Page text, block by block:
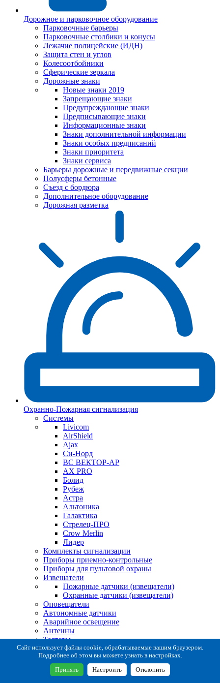
Дорожное и парковочное оборудование
Парковочные барьеры
Парковочные столбики и конусы
Лежачие полицейские (ИДН)
Защита стен и углов
Колесоотбойники
Сферические зеркала
Дорожные знаки
Новые знаки 2019
Запрещающие знаки
Предупреждающие знаки
Предписывающие знаки
Информационные знаки
Знаки дополнительной информации
Знаки особых предписаний
Знаки приоритета
Знаки сервиса
Барьеры дорожные и передвижные секции
Полусферы бетонные
Съезд с бордюра
Дополнительное оборудование
Дорожная разметка
Охранно-Пожарная сигнализация
Системы
Livicom
AirShield
Ajax
Си-Норд
ВС ВЕКТОР-АР
AX PRO
Болид
Рубеж
Астра
Альтоника
Галактика
Стрелец-ПРО
Crow Merlin
Лидер
Комплекты сигнализации
Приборы приемно-контрольные
Приборы для пультовой охраны
Извещатели
Пожарные датчики (извещатели)
Охранные датчики (извещатели)
Оповещатели
Автономные датчики
Аварийное освещение
Антенны
Тестеры
Система сбора извещений
Расходные и монтажные материалы
Коробки коммутационные
Кронштейны для извещателей
Сайт использует файлы cookie, обрабатываемые вашим браузером.
Подробнее об этом вы можете узнать в настройках.
Принять Настроить Отклонить